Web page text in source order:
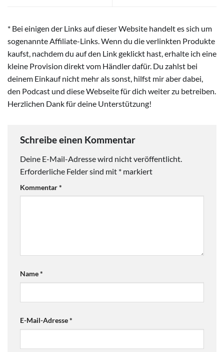
* Bei einigen der Links auf dieser Website handelt es sich um
sogenannte Affiliate-Links. Wenn du die verlinkten Produkte
kaufst, nachdem du auf den Link geklickt hast, erhalte ich eine
kleine Provision direkt vom Händler dafür. Du zahlst bei
deinem Einkauf nicht mehr als sonst, hilfst mir aber dabei,
den Podcast und diese Webseite für dich weiter zu betreiben.
Herzlichen Dank für deine Unterstützung!
Schreibe einen Kommentar
Deine E-Mail-Adresse wird nicht veröffentlicht.
Erforderliche Felder sind mit * markiert
Kommentar*
Name*
E-Mail-Adresse*